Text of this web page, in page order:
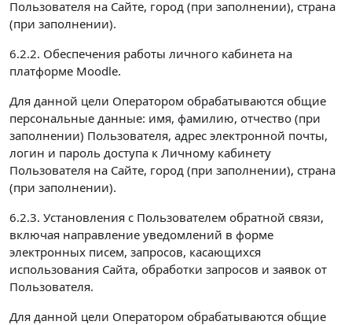
Пользователя на Сайте, город (при заполнении), страна
(при заполнении).
6.2.2. Обеспечения работы личного кабинета на
платформе Moodle.
Для данной цели Оператором обрабатываются общие
персональные данные: имя, фамилию, отчество (при
заполнении) Пользователя, адрес электронной почты,
логин и пароль доступа к Личному кабинету
Пользователя на Сайте, город (при заполнении), страна
(при заполнении).
6.2.3. Установления с Пользователем обратной связи,
включая направление уведомлений в форме
электронных писем, запросов, касающихся
использования Сайта, обработки запросов и заявок от
Пользователя.
Для данной цели Оператором обрабатываются общие